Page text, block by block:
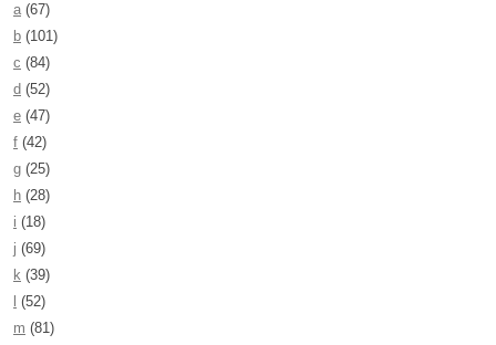
a (67)
b (101)
c (84)
d (52)
e (47)
f (42)
g (25)
h (28)
i (18)
j (69)
k (39)
(52)
m (81)